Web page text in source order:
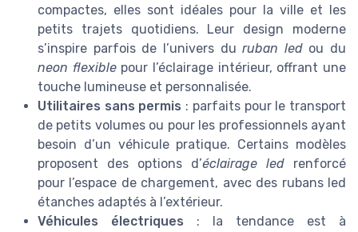
compactes, elles sont idéales pour la ville et les
petits trajets quotidiens. Leur design moderne
s’inspire parfois de l’univers duruban ledou du
neon flexiblepour l’éclairage intérieur, offrant une
touche lumineuse et personnalisée.
Utilitaires sans permis : parfaits pour le transport
de petits volumes ou pour les professionnels ayant
besoin d’un véhicule pratique. Certains modèles
proposent des options d’éclairage led renforcé
pour l’espace de chargement, avec des rubans led
étanches adaptés à l’extérieur.
Véhicules électriques : la tendance est à